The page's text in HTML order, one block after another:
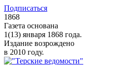
Подписаться
1868
Газета основана
1(13) января 1868 года.
Издание возрождено
в 2010 году.